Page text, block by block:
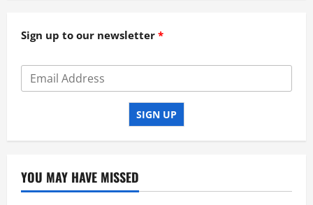
Sign up to our newsletter
SIGN UP
YOU MAY HAVE MISSED